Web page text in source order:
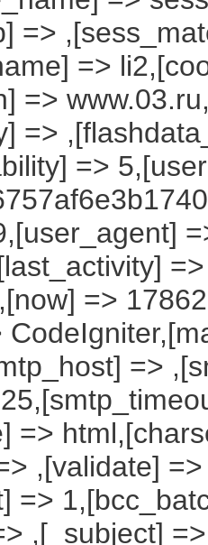
=>
=>
=>
=>
=>
=>
=>
=>
,[validate]
=>
,[_subject]